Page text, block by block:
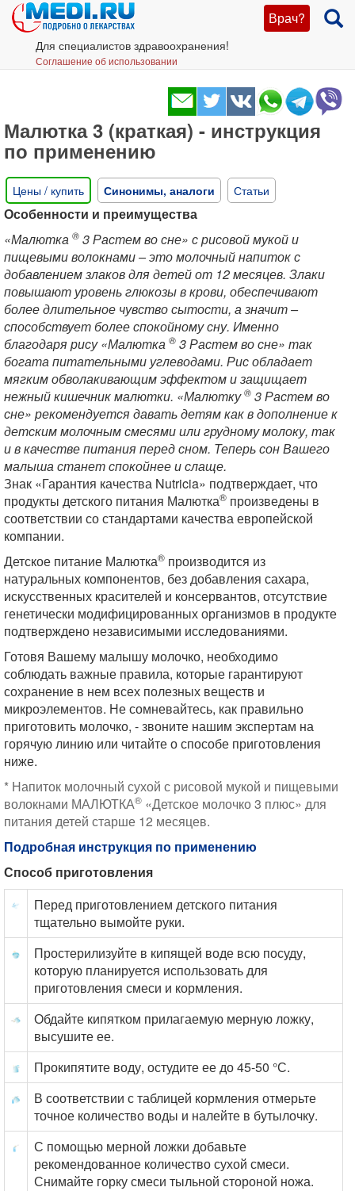
Врач?
Для специалистов здравоохранения!
Соглашение об использовании
Малютка 3 (краткая) - инструкция
по применению
Цены / купить Синонимы, аналоги Статьи
Особенности и преимущества
«Малютка ® 3 Растем во сне» с рисовой мукой и
пищевыми волокнами – это молочный напиток с
добавлением злаков для детей от 12 месяцев. Злаки
повышают уровень глюкозы в крови, обеспечивают
более длительное чувство сытости, а значит –
способствует более спокойному сну. Именно
благодаря рису «Малютка ® 3 Растем во сне» так
богата питательными углеводами. Рис обладает
мягким обволакивающим эффектом и защищает
нежный кишечник малютки. «Малютку® 3 Растем во
сне» рекомендуется давать детям как в дополнение к
детским молочным смесями или грудному молоку, так
и в качестве питания перед сном. Теперь сон Вашего
малыша станет спокойнее и слаще.
Знак «Гарантия качества Nutricia» подтверждает, что
продукты детского питания Малютка® произведены в
соответствии со стандартами качества европейской
компании.
Детское питание Малютка® производится из
натуральных компонентов, без добавления сахара,
искусственных красителей и консервантов, отсутствие
генетически модифицированных организмов в продукте
подтверждено независимыми исследованиями.
Готовя Вашему малышу молочко, необходимо
соблюдать важные правила, которые гарантируют
сохранение в нем всех полезных веществ и
микроэлементов. Не сомневайтесь, как правильно
приготовить молочко, - звоните нашим экспертам на
горячую линию или читайте о способе приготовления
ниже.
* Напиток молочный сухой с рисовой мукой и пищевыми
волокнами МАЛЮТКА® «Детское молочко 3 плюс» для
питания детей старше 12 месяцев.
Подробная инструкция по применению
Способ приготовления
Перед приготовлением детского питания
тщательно вымойте руки.
Простерилизуйте в кипящей воде всю посуду,
которую планируетcя использовать для
приготовления смеси и кормления.
Обдайте кипятком прилагаемую мерную ложку,
высушите ее.
Прокипятите воду, остудите ее до 45-50 °С.
В соответствии с таблицей кормления отмерьте
точное количество воды и налейте в бутылочку.
С помощью мерной ложки добавьте
рекомендованное количество сухой смеси.
Снимайте горку смеси тыльной стороной ножа.